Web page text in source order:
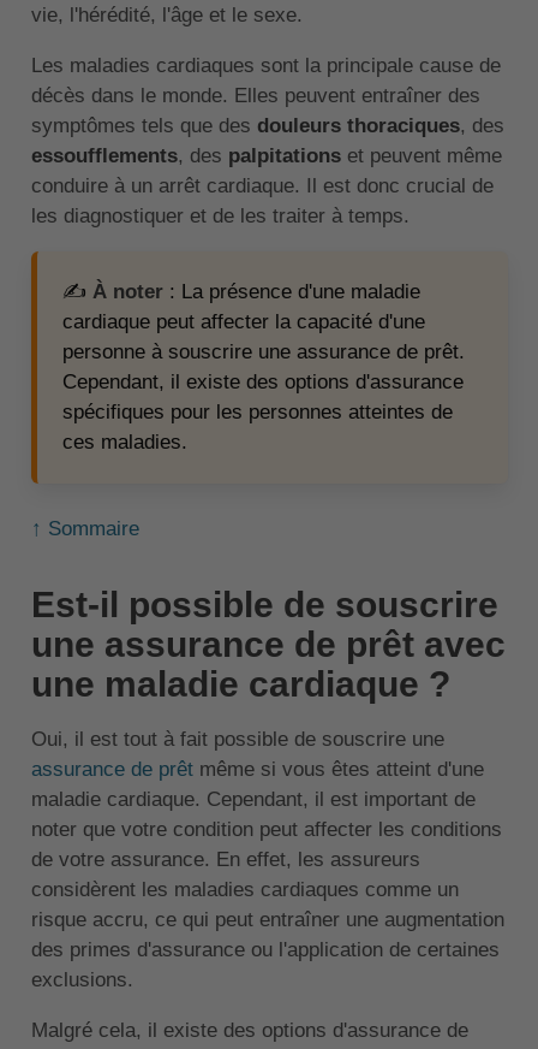
vie, l'hérédité, l'âge et le sexe.
Les maladies cardiaques sont la principale cause de
décès dans le monde. Elles peuvent entraîner des
symptômes tels que des douleurs thoraciques, des
essoufflements, des palpitationset peuvent même
conduire à un arrêt cardiaque. Il est donc crucial de
les diagnostiquer et de les traiter à temps.
✍️ À noter: La présence d'une maladie
cardiaque peut affecter la capacité d'une
personne à souscrire une assurance de prêt.
Cependant, il existe des options d'assurance
spécifiques pour les personnes atteintes de
ces maladies.
↑ Sommaire
Est-il possible de souscrire
une assurance de prêt avec
une maladie cardiaque ?
Oui, il est tout à fait possible de souscrire une
assurance de prêt même si vous êtes atteint d'une
maladie cardiaque. Cependant, il est important de
noter que votre condition peut affecter les conditions
de votre assurance. En effet, les assureurs
considèrent les maladies cardiaques comme un
risque accru, ce qui peut entraîner une augmentation
des primes d'assurance ou l'application de certaines
exclusions.
Malgré cela, il existe des options d'assurance de